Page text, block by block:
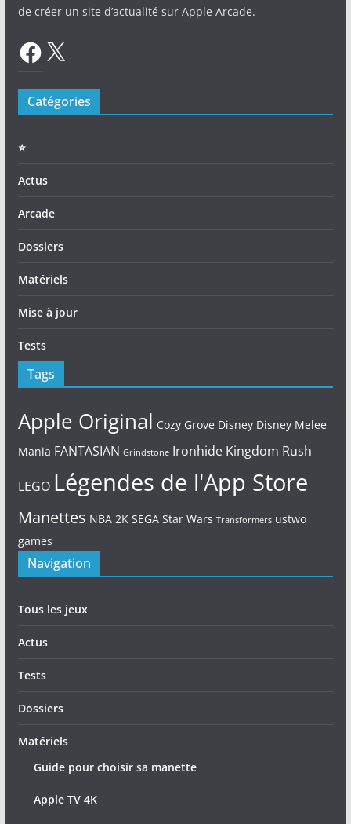
de créer un site d’actualité sur Apple Arcade.
Facebook
X
Catégories
⭐️
Actus
Arcade
Dossiers
Matériels
Mise à jour
Tests
Tags
Apple Original Cozy Grove Disney Disney Melee
Mania FANTASIAN Grindstone Ironhide Kingdom Rush
LEGO Légendes de l'App Store
Manettes NBA 2K SEGA Star Wars Transformers ustwo
games
Navigation
Tous les jeux
Actus
Tests
Dossiers
Matériels
Guide pour choisir sa manette
Apple TV 4K